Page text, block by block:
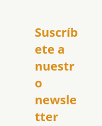
Suscríb
ete a
nuestr
o
newsle
tter